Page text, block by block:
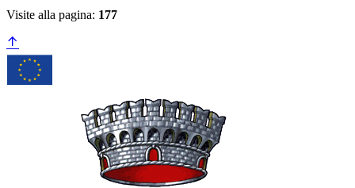
Visite alla pagina: 177